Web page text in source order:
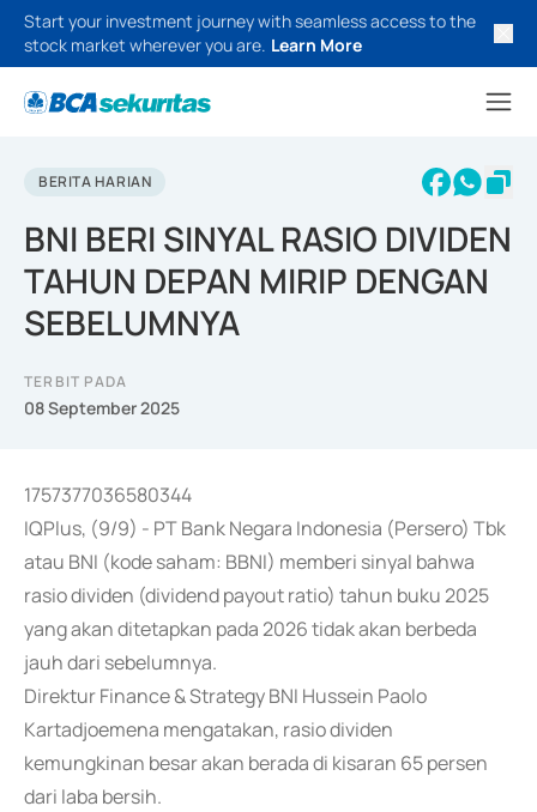
Start your investment journey with seamless access to the
stock market wherever you are. Learn More
BERITA HARIAN
BNI BERI SINYAL RASIO DIVIDEN
TAHUN DEPAN MIRIP DENGAN
SEBELUMNYA
TERBIT PADA
08 September 2025
1757377036580344
IQPlus, (9/9) - PT Bank Negara Indonesia (Persero) Tbk
atau BNI (kode saham: BBNI) memberi sinyal bahwa
rasio dividen (dividend payout ratio) tahun buku 2025
yang akan ditetapkan pada 2026 tidak akan berbeda
jauh dari sebelumnya.
Direktur Finance & Strategy BNI Hussein Paolo
Kartadjoemena mengatakan, rasio dividen
kemungkinan besar akan berada di kisaran 65 persen
dari laba bersih.